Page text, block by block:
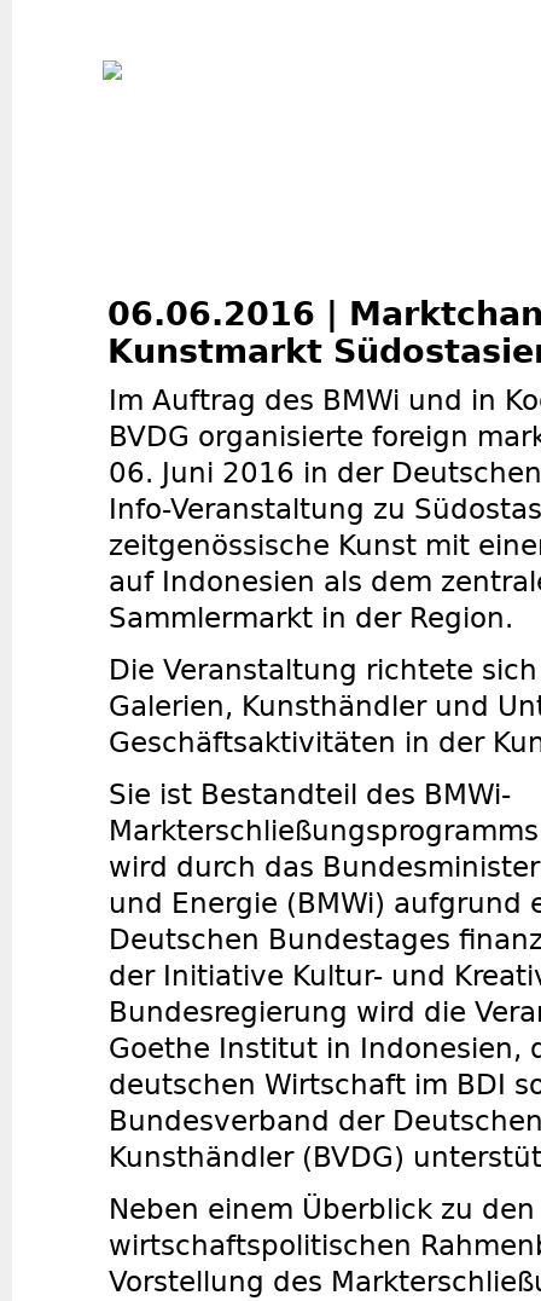
06.06.2016 |
Kunstmarkt
Im Auftrag des BMWi und in
BVDG organisierte foreign
06. Juni 2016 in der
Info-Veranstaltung zu
zeitgenössische Kunst mit
auf Indonesien als dem
Sammlermarkt in der Region.
Die Veranstaltung richtete
Galerien, Kunsthändler und
Geschäftsaktivitäten in der
Sie ist Bestandteil des BMWi-
wird durch das
und Energie (BMWi) aufgrund
Deutschen Bundestages
der Initiative Kultur- und
Bundesregierung wird die
Goethe Institut in Indonesien,
deutschen Wirtschaft im BDI
Bundesverband der
Kunsthändler (BVDG)
Neben einem Überblick zu den
wirtschaftspolitischen
Vorstellung des